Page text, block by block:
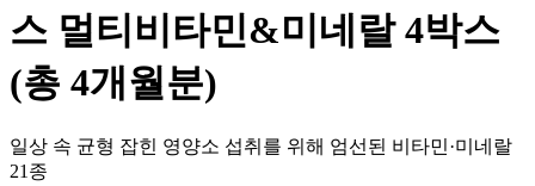
스 멀티비타민&미네랄 4박스
(총 4개월분)
일상 속 균형 잡힌 영양소 섭취를 위해 엄선된 비타민·미네랄
21종